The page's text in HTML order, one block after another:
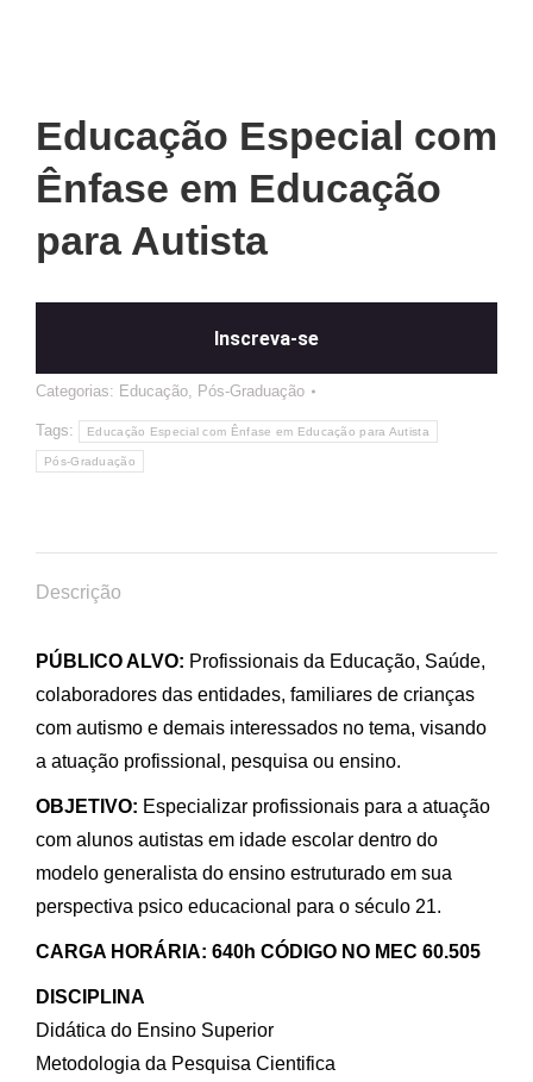
Educação Especial com
Ênfase em Educação
para Autista
Inscreva-se
Categorias: Educação, Pós-Graduação
Tags: Educação Especial com Ênfase em Educação para Autista
Pós-Graduação
Descrição
PÚBLICO ALVO: Profissionais da Educação, Saúde,
colaboradores das entidades, familiares de crianças
com autismo e demais interessados no tema, visando
a atuação profissional, pesquisa ou ensino.
OBJETIVO: Especializar profissionais para a atuação
com alunos autistas em idade escolar dentro do
modelo generalista do ensino estruturado em sua
perspectiva psico educacional para o século 21.
CARGA HORÁRIA: 640h CÓDIGO NO MEC 60.505
DISCIPLINA
Didática do Ensino Superior
Metodologia da Pesquisa Cientifica